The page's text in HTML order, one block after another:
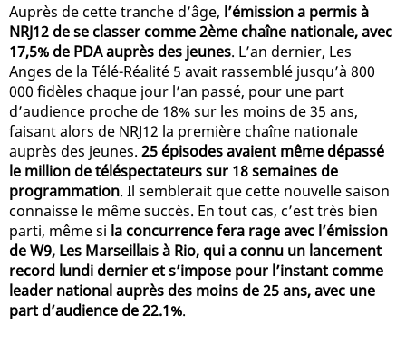
Auprès de cette tranche d’âge, l’émission a permis à
NRJ12 de se classer comme 2ème chaîne nationale, avec
17,5% de PDA auprès des jeunes. L’an dernier, Les
Anges de la Télé-Réalité 5 avait rassemblé jusqu’à 800
000 fidèles chaque jour l’an passé, pour une part
d’audience proche de 18% sur les moins de 35 ans,
faisant alors de NRJ12 la première chaîne nationale
auprès des jeunes. 25 épisodes avaient même dépassé
le million de téléspectateurs sur 18 semaines de
programmation. Il semblerait que cette nouvelle saison
connaisse le même succès. En tout cas, c’est très bien
parti, même si la concurrence fera rage avec l’émission
de W9, Les Marseillais à Rio, qui a connu un lancement
record lundi dernier et s’impose pour l’instant comme
leader national auprès des moins de 25 ans, avec une
part d’audience de 22.1%.